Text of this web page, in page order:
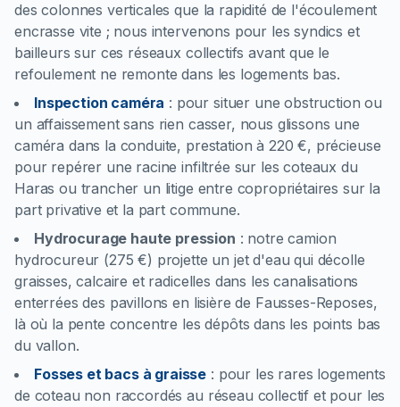
des colonnes verticales que la rapidité de l'écoulement
encrasse vite ; nous intervenons pour les syndics et
bailleurs sur ces réseaux collectifs avant que le
refoulement ne remonte dans les logements bas.
Inspection caméra : pour situer une obstruction ou
un affaissement sans rien casser, nous glissons une
caméra dans la conduite, prestation à 220 €, précieuse
pour repérer une racine infiltrée sur les coteaux du
Haras ou trancher un litige entre copropriétaires sur la
part privative et la part commune.
Hydrocurage haute pression : notre camion
hydrocureur (275 €) projette un jet d'eau qui décolle
graisses, calcaire et radicelles dans les canalisations
enterrées des pavillons en lisière de Fausses-Reposes,
là où la pente concentre les dépôts dans les points bas
du vallon.
Fosses et bacs à graisse : pour les rares logements
de coteau non raccordés au réseau collectif et pour les